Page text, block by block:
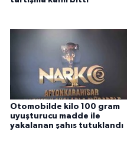
Otomobilde kilo 100 gram
uyuşturucu madde ile
yakalanan şahıs tutuklandı